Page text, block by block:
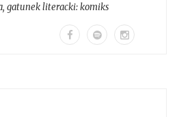
, gatunek literacki:komiks